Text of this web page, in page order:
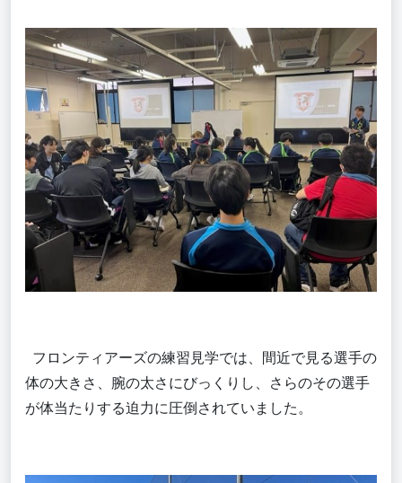
フロンティアーズの練習見学では、間近で見る選手の
体の大きさ、腕の太さにびっくりし、さらのその選手
が体当たりする迫力に圧倒されていました。